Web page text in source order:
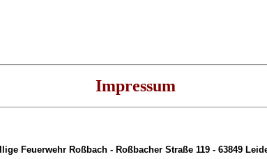
Impressum
Feuerwehr Roßbach - Roßbacher Straße 119 - 63849